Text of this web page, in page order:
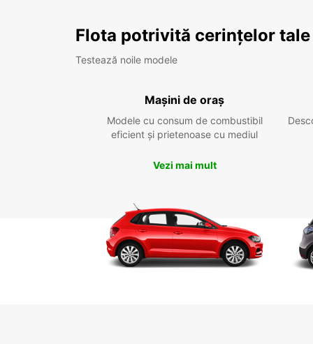
Flota potrivită cerințelor tale
Testează noile modele
Mașini de oraș
Modele cu consum de combustibil
eficient și prietenoase cu mediul
Vezi mai mult